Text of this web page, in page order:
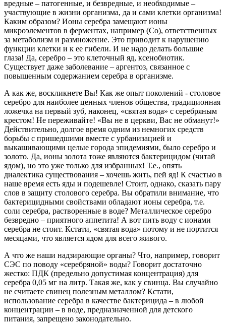
вредные – патогенные, и безвредные, и необходимые –
участвующие в жизни организма, да и сами клетки организма!
Каким образом? Ионы серебра замещают ионы
микроэлементов в ферментах, например (Со), ответственных
за метаболизм и размножение. Это приводит к нарушению
функции клетки и к ее гибели. И не надо делать большие
глаза! Да, серебро – это клеточный яд, ксенобиотик.
Существует даже заболевание – аргентоз, связанное с
повышенным содержанием серебра в организме.
А как же, воскликнете Вы! Как же опыт поколений - столовое
серебро для наиболее ценных членов общества, традиционная
ложечка на первый зуб, наконец, «святая вода» с серебряным
крестом! Не переживайте! «Вы не в церкви, Вас не обманут!»
Действительно, долгое время одним из немногих средств
борьбы с пришедшими вместе с урбанизацией и
выкашивающими целые города эпидемиями, было серебро и
золото. Да, ионы золота тоже являются бактерицидом (читай
ядом), но это уже только для избранных! Т.е., опять
диалектика существования – хочешь жить, пей яд! К счастью в
наше время есть яды и подешевле! Стоит, однако, сказать пару
слов в защиту столового серебра. Вы обратили внимание, что
бактерицидными свойствами обладают ионы серебра, т.е.
соли серебра, растворенные в воде? Металлическое серебро
безвредно – приятного аппетита! А вот пить воду с ионами
серебра не стоит. Кстати, «святая вода» потому и не портится
месяцами, что является ядом для всего живого.
А что же наши надзирающие органы? Что, например, говорит
СЭС по поводу «серебряной» воды? Говорит достаточно
жестко: ПДК (предельно допустимая концентрация) для
серебра 0,05 мг на литр. Такая же, как у свинца. Вы случайно
не считаете свинец полезным металлом? Кстати,
использование серебра в качестве бактерицида – в любой
концентрации – в воде, предназначенной для детского
питания, запрещено законодательно.